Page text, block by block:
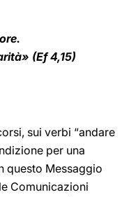
(Ef 4,15)
sui verbi “andare
per una
questo Messaggio
Comunicazioni